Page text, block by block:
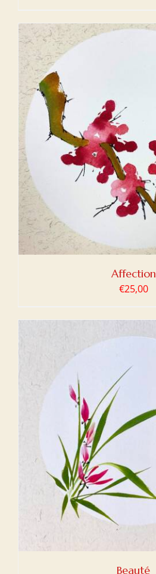
Affection
€25,00
Beauté